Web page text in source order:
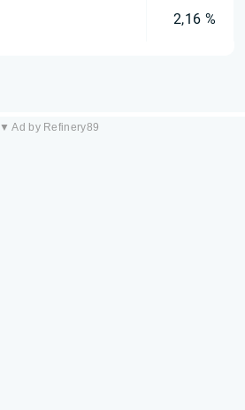
2,16 %
▼ Ad by Refinery89